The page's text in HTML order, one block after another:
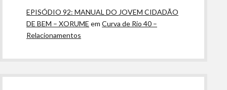
EPISÓDIO 92: MANUAL DO JOVEM CIDADÃO
DE BEM – XORUME emCurva de Rio 40 –
Relacionamentos